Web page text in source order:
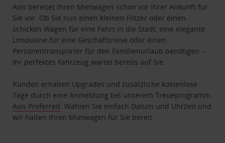
Avis bereitet Ihren Mietwagen schon vor Ihrer Ankunft für
Sie vor. Ob Sie nun einen kleinen Flitzer oder einen
schicken Wagen für eine Fahrt in die Stadt, eine elegante
Limousine für eine Geschäftsreise oder einen
Personentransporter für den Familienurlaub benötigen –
Ihr perfektes Fahrzeug wartet bereits auf Sie.
Kunden erhalten Upgrades und zusätzliche kostenlose
Tage durch eine Anmeldung bei unserem Treueprogramm
Avis Preferred . Wählen Sie einfach Datum und Uhrzeit und
wir halten Ihren Mietwagen für Sie bereit.